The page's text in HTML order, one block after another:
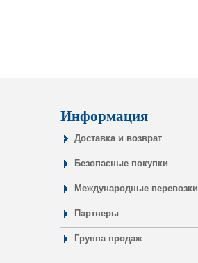
Информация
Доставка и возврат
Безопасные покупки
Международные перевозки
Партнеры
Группа продаж